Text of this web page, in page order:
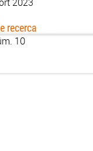
recerca
10